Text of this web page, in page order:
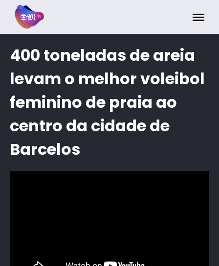
400 toneladas de areia
levam o melhor voleibol
feminino de praia ao
centro da cidade de
Barcelos
Painel de Gerenciamento de Cookies